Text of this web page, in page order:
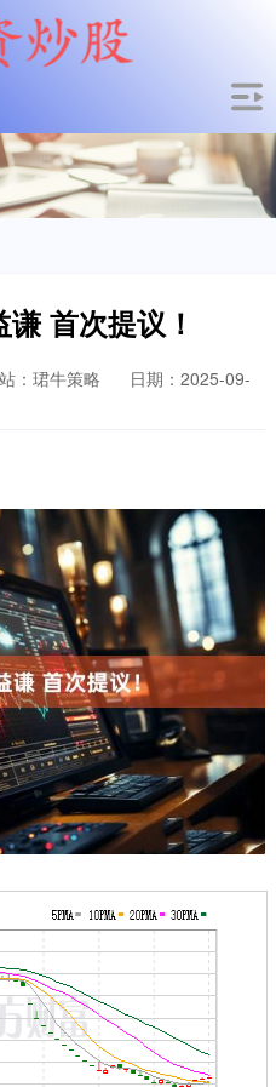
首次提议！
：珺牛策略
日期：2025-09-